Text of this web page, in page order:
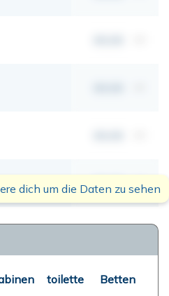
00,00 mt
dich um die Daten zu sehen
toilette Betten